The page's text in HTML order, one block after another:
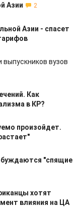
Азии
2
Азии - спасет
вузов
Как
в КР?
произойдет.
"спящие
хотят
влияния на ЦА